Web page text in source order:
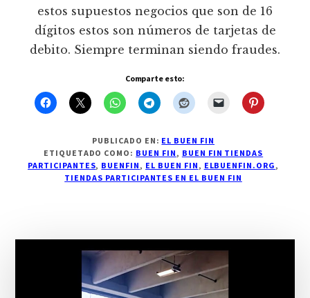
estos supuestos negocios que son de 16
dígitos estos son números de tarjetas de
debito. Siempre terminan siendo fraudes.
Comparte esto:
PUBLICADO EN: EL BUEN FIN
ETIQUETADO COMO: BUEN FIN, BUEN FIN TIENDAS
PARTICIPANTES, BUENFIN, EL BUEN FIN, ELBUENFIN.ORG,
TIENDAS PARTICIPANTES EN EL BUEN FIN